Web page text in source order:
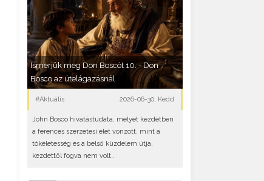
Ismerjük meg Don Boscót 10. - Don
Bosco az útelágazásnál
#Aktuális 2026-06-30, Kedd
John Bosco hivatástudata, melyet kezdetben
a ferences szerzetesi élet vonzott, mint a
tökéletesség és a belső küzdelem útja,
kezdettől fogva nem volt..